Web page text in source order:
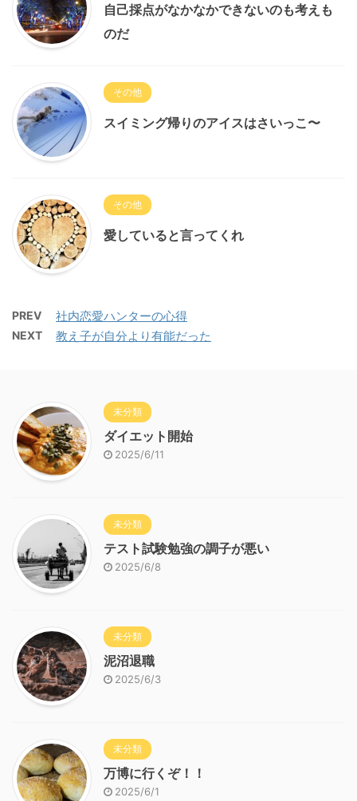
自己採点がなかなかできないのも考えも
のだ
その他
スイミング帰りのアイスはさいっこ〜
その他
愛していると言ってくれ
PREV 社内恋愛ハンターの心得
NEXT 教え子が自分より有能だった
未分類
ダイエット開始
2025/6/11
未分類
テスト試験勉強の調子が悪い
2025/6/8
未分類
泥沼退職
2025/6/3
未分類
万博に行くぞ！！
2025/6/1